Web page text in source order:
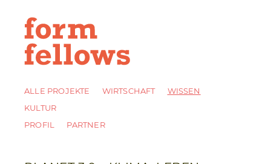
ALLE PROJEKTE WIRTSCHAFT
WISSEN
KULTUR
PROFIL
PARTNER